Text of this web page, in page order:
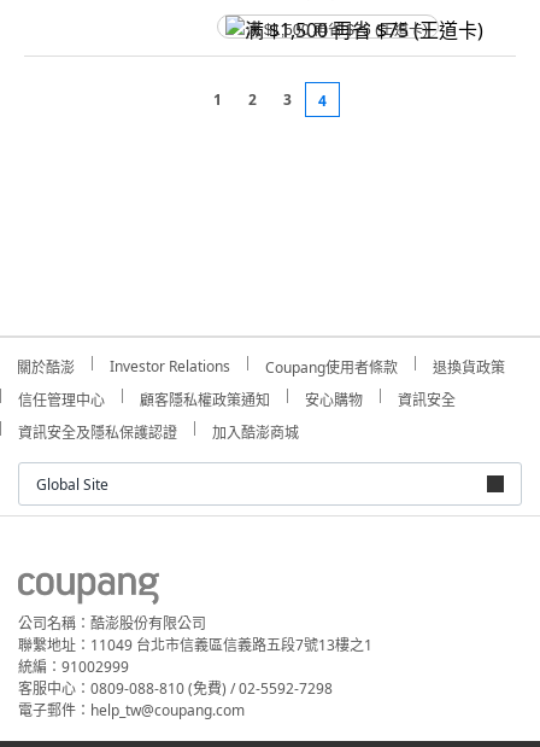
满 $1,500 再省 $75 (王道卡)
1 2 3 4
關於酷澎 Investor Relations Coupang使用者條款
退換貨政策
信任管理中心
顧客隱私權政策通知 安心購物
資訊安全
資訊安全及隱私保護認證
加入酷澎商城
Global Site
公司名稱：酷澎股份有限公司
聯繫地址：11049 台北市信義區信義路五段7號13樓之1
統編：91002999
客服中心：0809-088-810 (免費) / 02-5592-7298
電子郵件：help_tw@coupang.com